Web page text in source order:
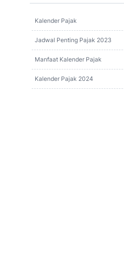
Kalender Pajak
Jadwal Penting Pajak 2023
Manfaat Kalender Pajak
Kalender Pajak 2024